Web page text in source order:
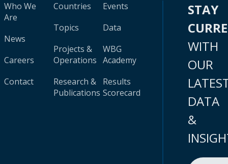
Who We
Are
News
Careers
Contact
Countries
Topics
Projects &
Operations
Research &
Publications
Events
Data
WBG
Academy
Results
Scorecard
STAY
WITH
OUR
DATA
&